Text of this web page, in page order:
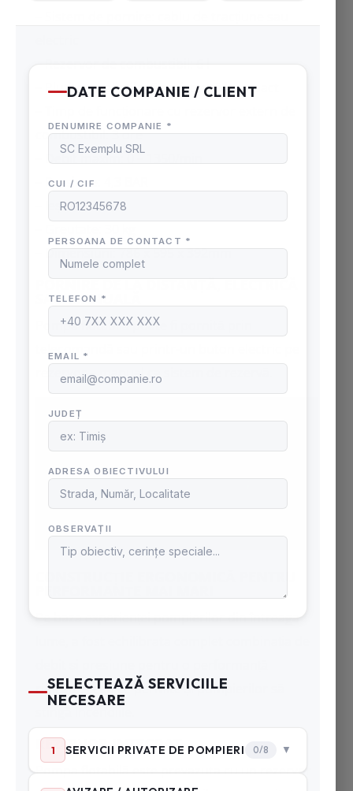
– Plutitor: polietilenă rezistentă la impact
combustibil: 3 ore
– Debit maxim: 0 – 1350/min
– Presiune: 4,3 BAR
– Ieșire: B/75
– Dimensiuni: 786 x 595 x 392mm
PORNIRE DE LA DISTANȚĂ, ELECTRICĂ
SAU MANUALĂ
Pompa flotabilă poate fi pornită prin
telecomandă sau printr-un buton electric pe
rezervor – manual ca sistem de rezervă.
Pe baza experienței pompierilor din întreaga
ridicată, ceea ce permite și pompierilor să
REZERVOR INTEGRAT
Pompa flotabilă este prevazuta cu un rezervor